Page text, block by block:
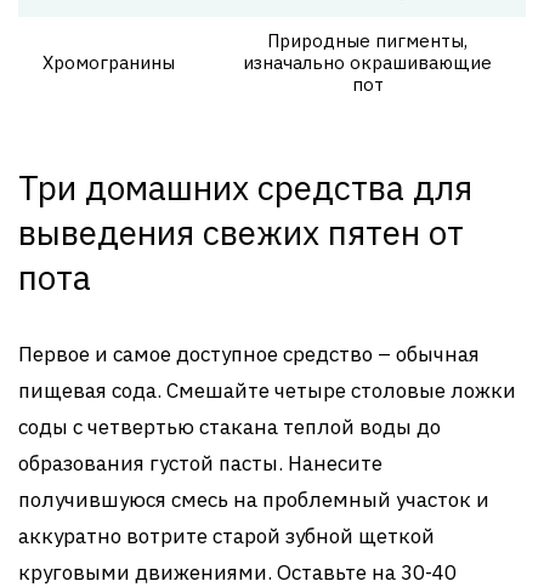
Хромогранины
Природные пигменты,
изначально окрашивающие
пот
Три домашних средства для
выведения свежих пятен от
пота
Первое и самое доступное средство – обычная
пищевая сода. Смешайте четыре столовые ложки
соды с четвертью стакана теплой воды до
образования густой пасты. Нанесите
получившуюся смесь на проблемный участок и
аккуратно вотрите старой зубной щеткой
круговыми движениями. Оставьте на 30-40